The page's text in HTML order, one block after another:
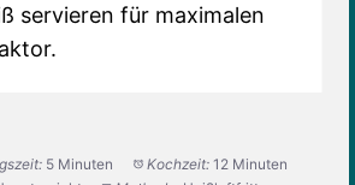
servieren für maximalen
5 Minuten Kochzeit: 12 Minuten